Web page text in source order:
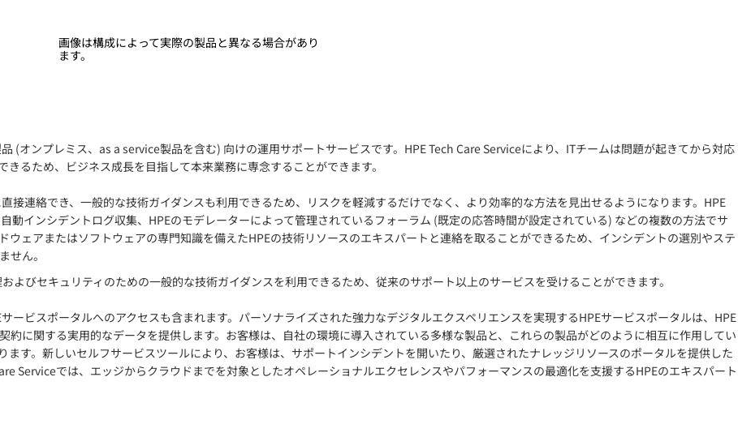
画像は構成によって実際の製品と異なる場合があり
ます。
(オンプレミス、as a service製品を含む) 向けの運用サポートサービスです。HPE Tech Care Serviceにより、ITチームは問題が起きてから対応
るため、ビジネス成長を目指して本来業務に専念することができます。
接連絡でき、一般的な技術ガイダンスも利用できるため、リスクを軽減するだけでなく、より効率的な方法を見出せるようになります。HPE
動インシデントログ収集、HPEのモデレーターによって管理されているフォーラム (既定の応答時間が設定されている) などの複数の方法でサ
ェアまたはソフトウェアの専門知識を備えたHPEの技術リソースのエキスパートと連絡を取ることができるため、インシデントの選別やステ
せん。
よびセキュリティのための一般的な技術ガイダンスを利用できるため、従来のサポート以上のサービスを受けることができます。
ービスポータルへのアクセスも含まれます。パーソナライズされた強力なデジタルエクスペリエンスを実現するHPEサービスポータルは、HPE
約に関する実用的なデータを提供します。お客様は、自社の環境に導入されている多様な製品と、これらの製品がどのように相互に作用してい
す。新しいセルフサービスツールにより、お客様は、サポートインシデントを開いたり、厳選されたナレッジリソースのポータルを提供した
Serviceでは、エッジからクラウドまでを対象としたオペレーショナルエクセレンスやパフォーマンスの最適化を支援するHPEのエキスパート